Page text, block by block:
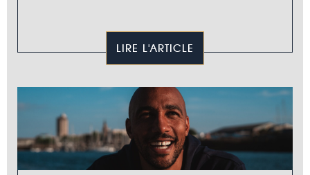
LIRE L'ARTICLE